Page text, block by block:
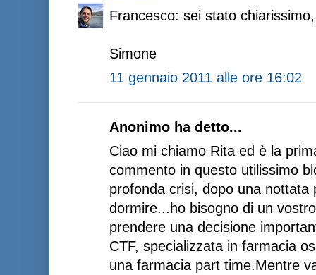
Francesco: sei stato
Simone
11 gennaio 2011 alle ore 16:02
Anonimo ha detto...
Ciao mi chiamo Rita ed è la
commento in questo utilissimo
profonda crisi, dopo una nottata
dormire...ho bisogno di un
prendere una decisione
CTF, specializzata in farmacia
una farmacia part time.Mentre